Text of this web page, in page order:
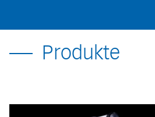
Produkte